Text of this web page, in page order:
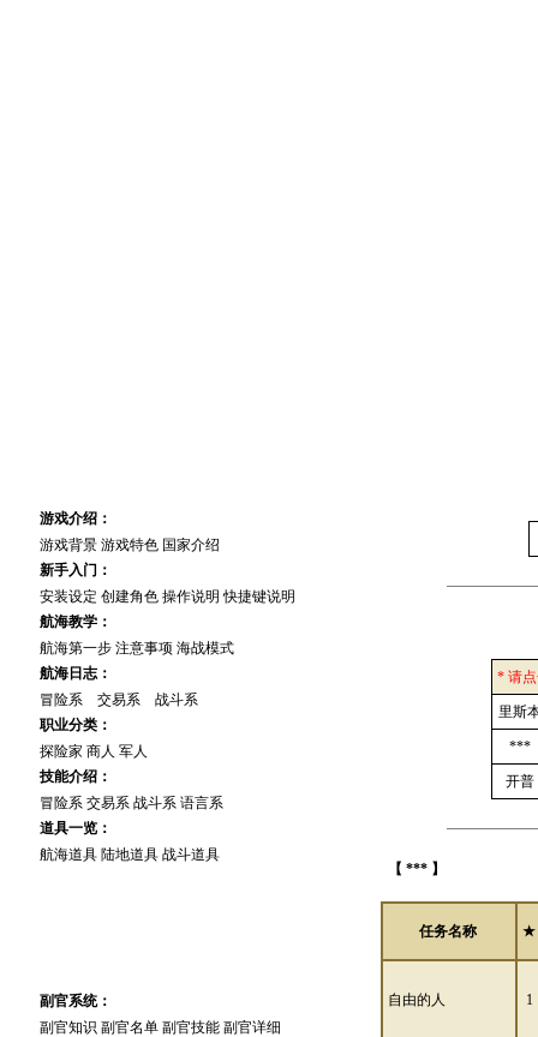
游戏介绍：
游戏背景 游戏特色 国家介绍
新手入门：
安装设定 创建角色 操作说明 快捷键说明
航海教学：
航海第一步 注意事项 海战模式
航海日志：
冒险系
交易系
战斗系
职业分类：
探险家 商人 军人
技能介绍：
冒险系 交易系 战斗系 语言系
道具一览：
航海道具 陆地道具 战斗道具
副官系统：
副官知识 副官名单 副官技能 副官详细
* 请
里斯
***
开普
【 *** 】
任务名称 ★
自由的人 1